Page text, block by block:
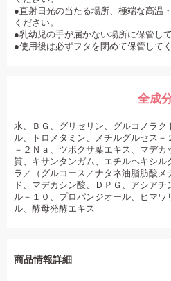
●直射日光の当たる場所、極端な高温
ください。
●乳幼児の手が届かない場所に保管して
●使用後は必ずフタを閉めて保管してく
全成
水、ＢＧ、グリセリン、グルコノラ
ル、トロメタミン、メチルグルセス－
－２Ｎａ、ツボクサ葉エキス、マデ
質、キサンタンガム、エチルヘキシ
ラ／（グルコース／ナタネ油脂肪酸
ド、マデカシン酸、ＤＰＧ、アシア
ル－１０、プロパンジオール、ヒマ
ル、酵母発酵エキス
商品情報詳細